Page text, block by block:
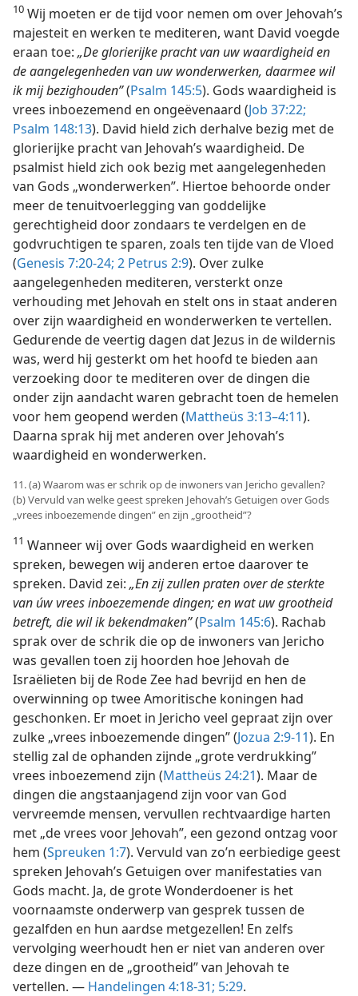
10 Wij moeten er de tijd voor nemen om over Jehovah’s
majesteit en werken te mediteren, want David voegde
eraan toe: „De glorierijke pracht van uw waardigheid en
de aangelegenheden van uw wonderwerken, daarmee wil
ik mij bezighouden”(Psalm 145:5). Gods waardigheid is
vrees inboezemend en ongeëvenaard (Job 37:22;
Psalm 148:13). David hield zich derhalve bezig met de
glorierijke pracht van Jehovah’s waardigheid. De
psalmist hield zich ook bezig met aangelegenheden
van Gods „wonderwerken”. Hiertoe behoorde onder
meer de tenuitvoerlegging van goddelijke
gerechtigheid door zondaars te verdelgen en de
godvruchtigen te sparen, zoals ten tijde van de Vloed
(Genesis 7:20-24; 2 Petrus 2:9). Over zulke
aangelegenheden mediteren, versterkt onze
verhouding met Jehovah en stelt ons in staat anderen
over zijn waardigheid en wonderwerken te vertellen.
Gedurende de veertig dagen dat Jezus in de wildernis
was, werd hij gesterkt om het hoofd te bieden aan
verzoeking door te mediteren over de dingen die
onder zijn aandacht waren gebracht toen de hemelen
voor hem geopend werden (Mattheüs 3:13–4:11).
Daarna sprak hij met anderen over Jehovah’s
waardigheid en wonderwerken.
11. (a) Waarom was er schrik op de inwoners van Jericho gevallen?
(b) Vervuld van welke geest spreken Jehovah’s Getuigen over Gods
„vrees inboezemende dingen” en zijn „grootheid”?
11 Wanneer wij over Gods waardigheid en werken
spreken, bewegen wij anderen ertoe daarover te
spreken. David zei: „En zij zullen praten over de sterkte
van úw vrees inboezemende dingen; en wat uw grootheid
betreft, die wil ik bekendmaken”(Psalm 145:6). Rachab
sprak over de schrik die op de inwoners van Jericho
was gevallen toen zij hoorden hoe Jehovah de
Israëlieten bij de Rode Zee had bevrijd en hen de
overwinning op twee Amoritische koningen had
geschonken. Er moet in Jericho veel gepraat zijn over
zulke „vrees inboezemende dingen” (Jozua 2:9-11). En
stellig zal de ophanden zijnde „grote verdrukking”
vrees inboezemend zijn (Mattheüs 24:21). Maar de
dingen die angstaanjagend zijn voor van God
vervreemde mensen, vervullen rechtvaardige harten
met „de vrees voor Jehovah”, een gezond ontzag voor
hem (Spreuken 1:7). Vervuld van zo’n eerbiedige geest
spreken Jehovah’s Getuigen over manifestaties van
Gods macht. Ja, de grote Wonderdoener is het
voornaamste onderwerp van gesprek tussen de
gezalfden en hun aardse metgezellen! En zelfs
vervolging weerhoudt hen er niet van anderen over
deze dingen en de „grootheid” van Jehovah te
vertellen. — Handelingen 4:18-31; 5:29.